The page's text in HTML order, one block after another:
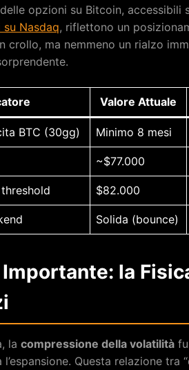
opzioni su Bitcoin,
Nasdaq, riflettono un
crollo, ma nemmeno un rialzo
Valore Attuale
BTC (30gg) Minimo 8 mesi
~$77.000
$82.000
Solida (bounce)
Importante: la
la compressione della volatilità
Questa relazione tra